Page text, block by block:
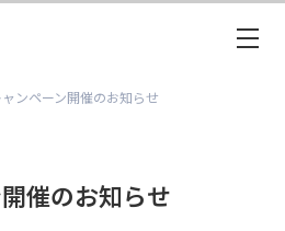
ンペーン開催のお知らせ
催のお知らせ